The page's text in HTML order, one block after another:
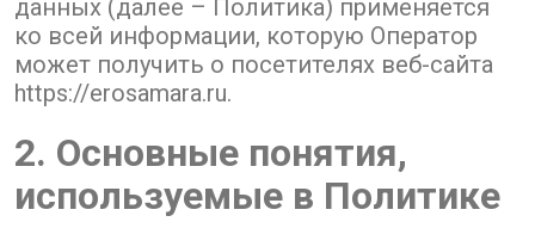
данных (далее – Политика) применяется
ко всей информации, которую Оператор
может получить о посетителях веб-сайта
https://erosamara.ru.
2. Основные понятия,
используемые в Политике